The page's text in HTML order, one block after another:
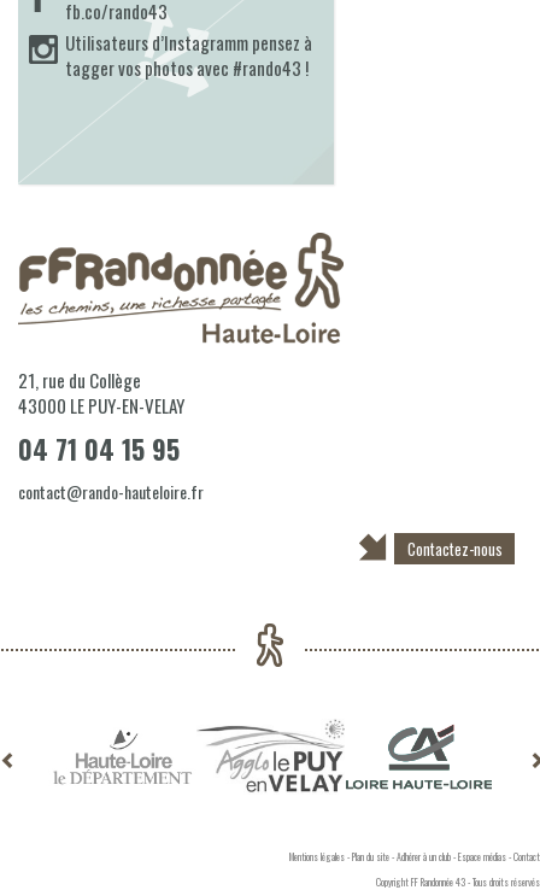
fb.co/rando43
Utilisateurs d’Instagramm pensez à
tagger vos photos avec #rando43 !
21, rue du Collège
43000 LE PUY-EN-VELAY
04 71 04 15 95
contact@rando-hauteloire.fr
Contactez-nous
Mentions légales-Plan du site-Adhérer à un club-Espace médias-Contact
Copyright FF Randonnée 43 - Tous droits réservés